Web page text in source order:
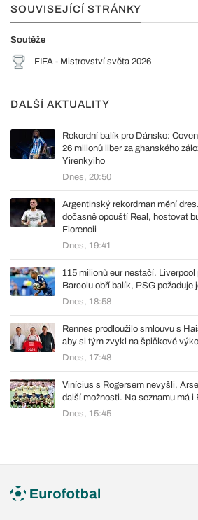
SOUVISEJÍCÍ STRÁNKY
Soutěže
FIFA - Mistrovství světa 2026
DALŠÍ AKTUALITY
Rekordní balík pro Dánsko:
26 milionů liber za ghanského
Yirenkyiho
Dnes, 20:50
Argentinský rekordman mění
dočasně opouští Real, hostovat
Florencii
Dnes, 19:41
115 milionů eur nestačí. Liverpool
Barcolu obří balík, PSG požaduje
Dnes, 18:58
Rennes prodloužilo smlouvu s
aby si tým zvykl na špičkové
Dnes, 17:48
Vinícius s Rogersem nevyšli,
další možnosti. Na seznamu má i
Dnes, 15:45